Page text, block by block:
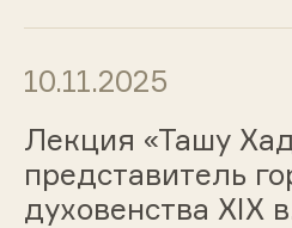
10.11.2025
Лекция «Ташу
представитель
духовенства XIX